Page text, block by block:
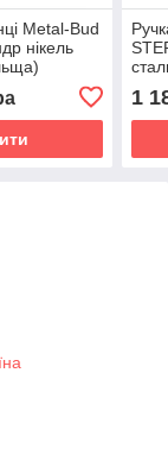
Metal-Bud
нікель
1